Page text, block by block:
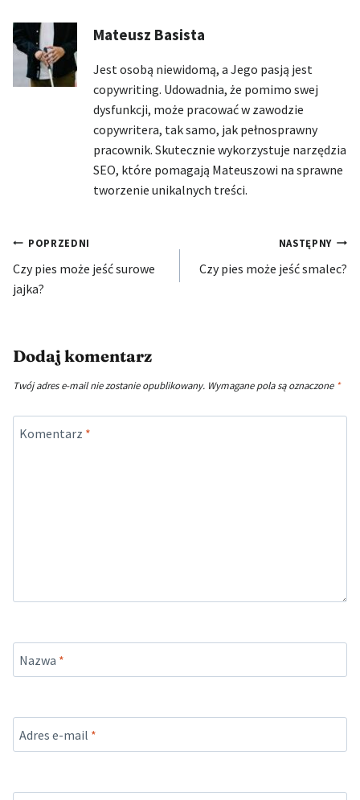
Mateusz Basista
Jest osobą niewidomą, a Jego pasją jest
copywriting. Udowadnia, że pomimo swej
dysfunkcji, może pracować w zawodzie
copywritera, tak samo, jak pełnosprawny
pracownik. Skutecznie wykorzystuje narzędzia
SEO, które pomagają Mateuszowi na sprawne
tworzenie unikalnych treści.
Nawigacja
wpisu
POPRZEDNI
Czy pies może jeść surowe
jajka?
NASTĘPNY
Czy pies może jeść smalec?
Dodaj komentarz
Twój adres e-mail nie zostanie opublikowany. Wymagane pola są oznaczone *
Komentarz *
Nazwa *
Adres e-mail *